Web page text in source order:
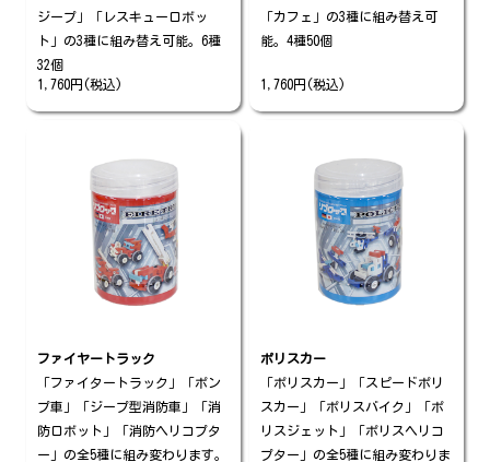
ジープ」「レスキューロボッ
ト」の3種に組み替え可能。6種
32個
1,760円(税込)
「カフェ」の3種に組み替え可
能。4種50個
1,760円(税込)
ファイヤートラック
「ファイタートラック」「ポン
プ車」「ジープ型消防車」「消
防ロボット」「消防ヘリコプタ
ー」の全5種に組み変わります。
ポリスカー
「ポリスカー」「スピードポリ
スカー」「ポリスバイク」「ポ
リスジェット」「ポリスヘリコ
プター」の全5種に組み変わりま